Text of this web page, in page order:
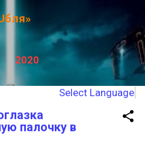
контенту
2020
Select Language
палочку в